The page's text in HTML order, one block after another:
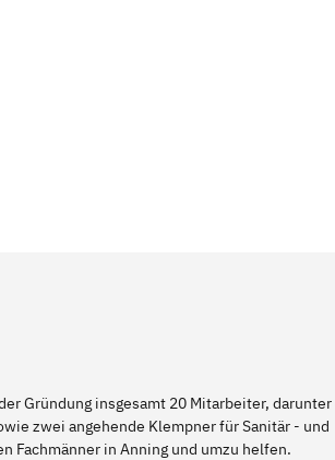
Gründung insgesamt 20 Mitarbeiter, darunter
zwei angehende Klempner für Sanitär - und
Fachmänner in Anning und umzu helfen.